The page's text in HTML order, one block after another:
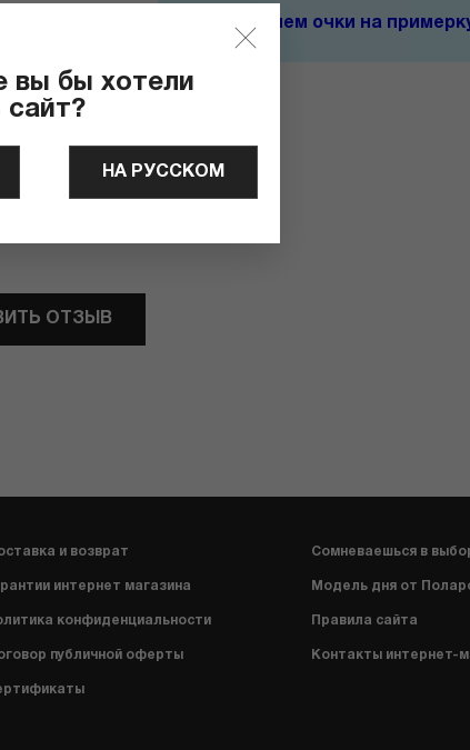
Отправляем очки на
ОТЗЫВ
и возврат
интернет магазина
конфиденциальности
публичной оферты
Сомневаешься в
Модель дня от
Правила сайта
Контакты интернет-
вы бы хотели
сайт?
НА РУССКОМ